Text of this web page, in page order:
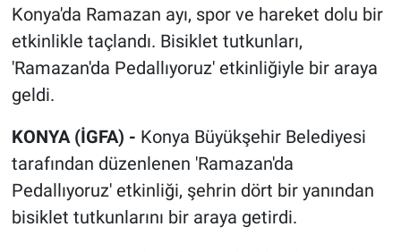
Konya'da Ramazan ayı, spor ve hareket dolu bir
etkinlikle taçlandı. Bisiklet tutkunları,
'Ramazan'da Pedallıyoruz' etkinliğiyle bir araya
geldi.
KONYA (İGFA) - Konya Büyükşehir Belediyesi
tarafından düzenlenen 'Ramazan'da
Pedallıyoruz' etkinliği, şehrin dört bir yanından
bisiklet tutkunlarını bir araya getirdi.